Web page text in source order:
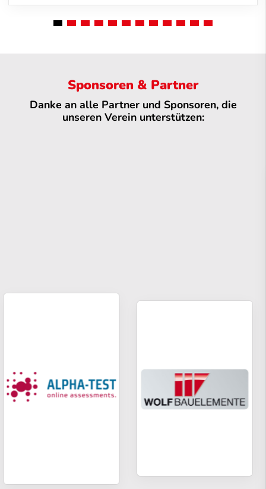
Sponsoren & Partner
Danke an alle Partner und Sponsoren, die
unseren Verein unterstützen: